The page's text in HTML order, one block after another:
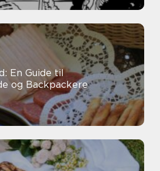
En Guide til
og Backpackere